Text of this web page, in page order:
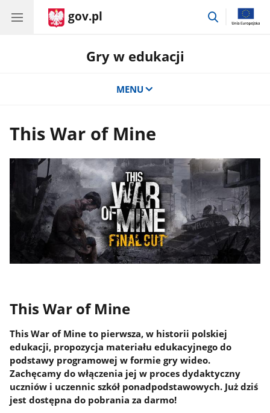
gov.pl
przejdź
Gry w edukacji
MENU
This War of Mine
This War of Mine
This War of Mine to pierwsza, w historii polskiej
edukacji, propozycja materiału edukacyjnego do
podstawy programowej w formie gry wideo.
Zachęcamy do włączenia jej w proces dydaktyczny
uczniów i uczennic szkół ponadpodstawowych. Już dziś
jest dostępna do pobrania za darmo!